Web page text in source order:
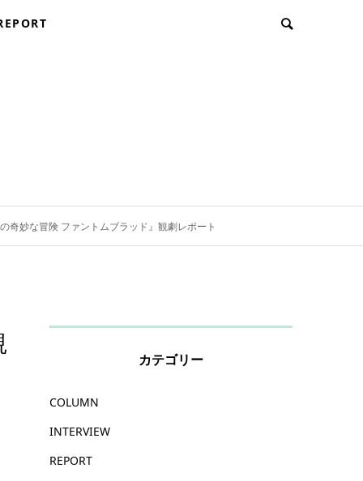
奇妙な冒険 ファントムブラッド』観劇レポート
カテゴリー
COLUMN
INTERVIEW
REPORT